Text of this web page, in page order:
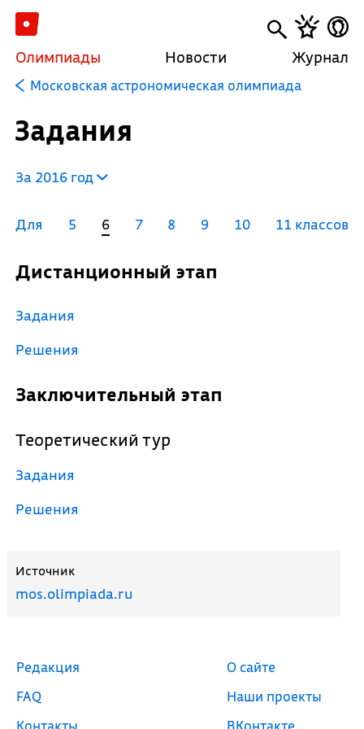
Олимпиады Новости Журнал
Московская астрономическая олимпиада
Задания
За 2016 год
Для 5 6 7 8 9 10 11 классов
Дистанционный этап
Задания
Решения
Заключительный этап
Теоретический тур
Задания
Решения
Источник
mos.olimpiada.ru
Редакция
FAQ
Контакты
О сайте
Наши проекты
ВКонтакте